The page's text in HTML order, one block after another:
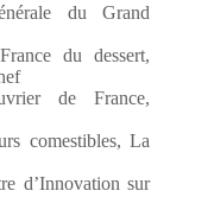
du Grand
du dessert,
de France,
comestibles, La
d’Innovation sur